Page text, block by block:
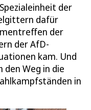
der
dafür
der
der AfD-
kam. Und
den Weg in die
in